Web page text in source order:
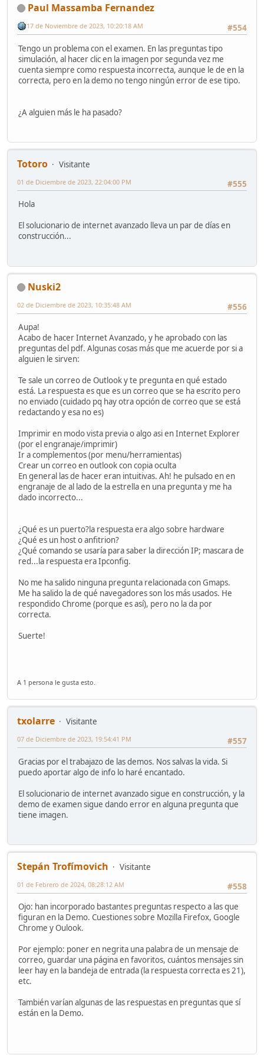
Paul Massamba Fernandez
#554
17 de Noviembre de 2023, 10:20:18 AM
Tengo un problema con el examen. En las preguntas tipo
simulación, al hacer clic en la imagen por segunda vez me
cuenta siempre como respuesta incorrecta, aunque le de en la
correcta, pero en la demo no tengo ningún error de ese tipo.
¿A alguien más le ha pasado?
Totoro
Visitante
#555
01 de Diciembre de 2023, 22:04:00 PM
Hola
El solucionario de internet avanzado lleva un par de días en
construcción...
Nuski2
#556
02 de Diciembre de 2023, 10:35:48 AM
Aupa!
Acabo de hacer Internet Avanzado, y he aprobado con las
preguntas del pdf. Algunas cosas más que me acuerde por si a
alguien le sirven:
Te sale un correo de Outlook y te pregunta en qué estado
está. La respuesta es que es un correo que se ha escrito pero
no enviado (cuidado pq hay otra opción de correo que se está
redactando y esa no es)
Imprimir en modo vista previa o algo asi en Internet Explorer
(por el engranaje/imprimir)
Ir a complementos (por menu/herramientas)
Crear un correo en outlook con copia oculta
En general las de hacer eran intuitivas. Ah! he pulsado en en
engranaje de al lado de la estrella en una pregunta y me ha
dado incorrecto...
¿Qué es un puerto?la respuesta era algo sobre hardware
¿Qué es un host o anfitrion?
¿Qué comando se usaría para saber la dirección IP; mascara de
red...la respuesta era Ipconfig.
No me ha salido ninguna pregunta relacionada con Gmaps.
Me ha salido la de qué navegadores son los más usados. He
respondido Chrome (porque es así), pero no la da por
correcta.
Suerte!
A 1 persona le gusta esto.
txolarre
Visitante
#557
07 de Diciembre de 2023, 19:54:41 PM
Gracias por el trabajazo de las demos. Nos salvas la vida. Si
puedo aportar algo de info lo haré encantado.
El solucionario de internet avanzado sigue en construcción, y la
demo de examen sigue dando error en alguna pregunta que
tiene imagen.
Stepán Trofímovich
Visitante
#558
01 de Febrero de 2024, 08:28:12 AM
Ojo: han incorporado bastantes preguntas respecto a las que
figuran en la Demo. Cuestiones sobre Mozilla Firefox, Google
Chrome y Oulook.
Por ejemplo: poner en negrita una palabra de un mensaje de
correo, guardar una página en favoritos, cuántos mensajes sin
leer hay en la bandeja de entrada (la respuesta correcta es 21),
etc.
También varían algunas de las respuestas en preguntas que sí
están en la Demo.